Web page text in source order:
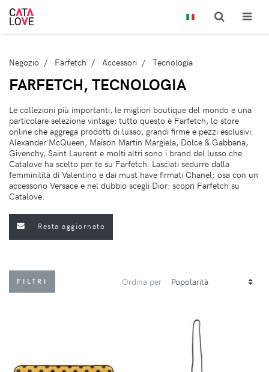
Negozio Farfetch Accessori Tecnologia
FARFETCH, TECNOLOGIA
Le collezioni più importanti, le migliori boutique del mondo e una
particolare selezione vintage: tutto questo è Farfetch, lo store
online che aggrega prodotti di lusso, grandi firme e pezzi esclusivi.
Alexander McQueen, Maison Martin Margiela, Dolce & Gabbana,
Givenchy, Saint Laurent e molti altri sono i brand del lusso che
Catalove ha scelto per te su Farfetch. Lasciati sedurre dalla
femminilità di Valentino e dai must have firmati Chanel; osa con un
accessorio Versace e nel dubbio scegli Dior: scopri Farfetch su
Catalove.
Resta aggiornato
FILTRI Ordina per